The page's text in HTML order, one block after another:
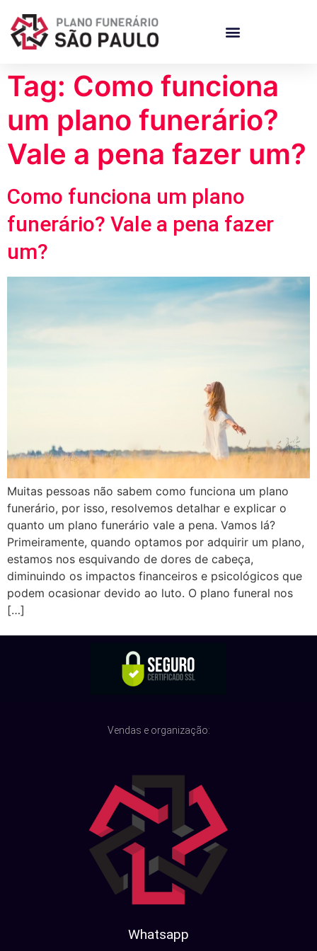
Tag: Como funciona
um plano funerário?
Vale a pena fazer um?
Como funciona um plano
funerário? Vale a pena fazer
um?
Muitas pessoas não sabem como funciona um plano
funerário, por isso, resolvemos detalhar e explicar o
quanto um plano funerário vale a pena. Vamos lá?
Primeiramente, quando optamos por adquirir um plano,
estamos nos esquivando de dores de cabeça,
diminuindo os impactos financeiros e psicológicos que
podem ocasionar devido ao luto. O plano funeral nos
[…]
Vendas e organização:
Whatsapp